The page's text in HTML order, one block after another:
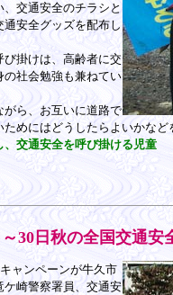
交通安全のチラシと
安全グッズを配布し
掛けは、高齢者に交
社会勉強も兼ねてい
ら、お互いに道路で
めにはどうしたらよいかな
交通安全を呼び掛ける児童
30日秋の全国交通安
ャンペーンが牛久市
崎警察署員、交通安